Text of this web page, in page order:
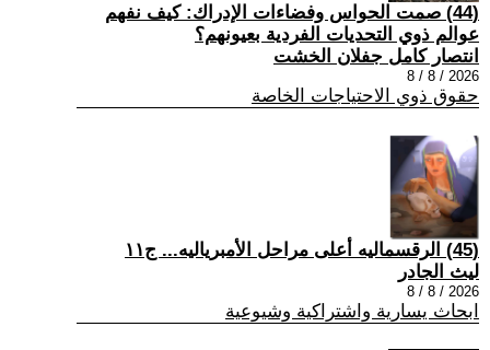
(44) صمت الحواس وفضاءات الإدراك: كيف نفهم
عوالم ذوي التحديات الفردية بعيونهم؟
انتصار كامل جفلان الخشت
2026 / 8 / 8
حقوق ذوي الاحتياجات الخاصة
(45) الرقسماليه أعلى مراحل الأمبرياليه... ج١١
ليث الجادر
2026 / 8 / 8
ابحاث يسارية واشتراكية وشيوعية